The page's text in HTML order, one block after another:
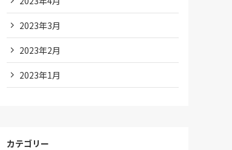
2023年3月
2023年2月
2023年1月
カテゴリー